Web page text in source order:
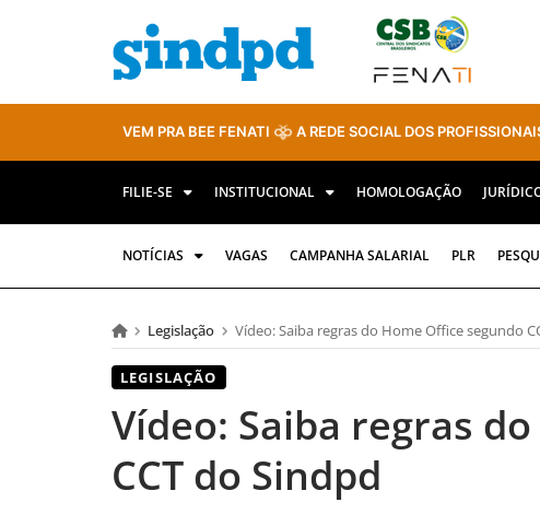
VEM PRA BEE FENATI A REDE SOCIAL DOS
FILIE-SE INSTITUCIONAL HOMOLOGAÇÃO
NOTÍCIAS VAGAS CAMPANHA SALARIAL PLR
Legislação Vídeo: Saiba regras do Home Office segundo
LEGISLAÇÃO
Vídeo: Saiba regras
CCT do Sindpd